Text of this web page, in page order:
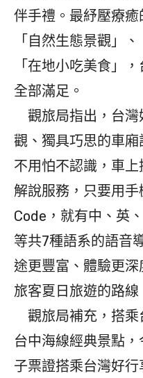
伴手禮。最紓壓療癒
「自然生態景觀」
「在地小吃美食」
全部滿足。
觀旅局指出，台灣
觀、獨具巧思的車
不用怕不認識，車
解說服務，只要用
Code，就有中、英
等共7種語系的語音
途更豐富、體驗更
旅客夏日旅遊的路線
觀旅局補充，搭乘
台中海線經典景點
子票證搭乘台灣好